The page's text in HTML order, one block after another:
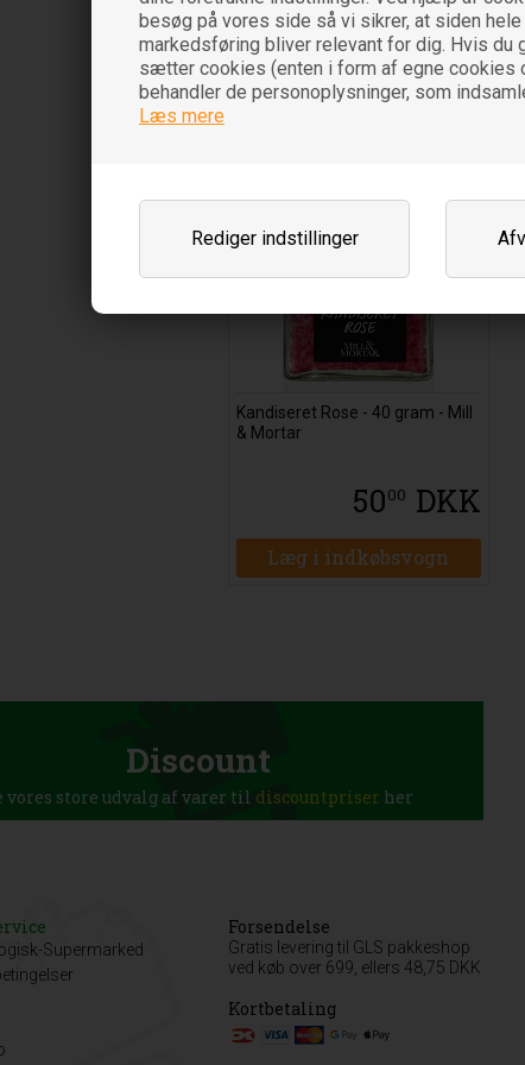
besøg på vores side så vi sikrer, at siden
markedsføring bliver relevant for dig. Hvis du
sætter cookies (enten i form af egne cookies
behandler de personoplysninger, som
Læs mere
Rediger indstillinger
39 00 DKK
Kandiseret Rose - 40 gram - Mill
& Mortar
5000 DKK
Discount
vores store udvalg af varer til discountpriser her
Supermarked
Forsendelse
Gratis levering til GLS pakkeshop
ved køb over 699, ellers 48,75 DKK
Kortbetaling